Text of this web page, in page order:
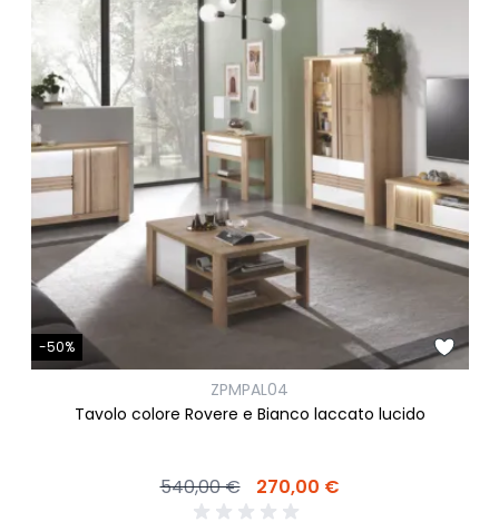
-50%
ZPMPAL04
Tavolo colore Rovere e Bianco laccato lucido
540,00 € 270,00 €